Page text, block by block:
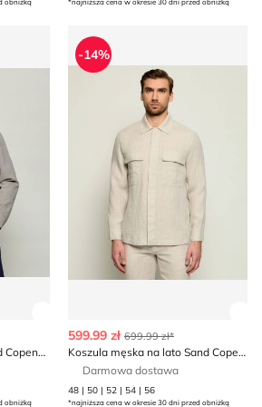
obniżką *najniższa cena w okresie 30 dni przed obniżką
Sand Copenhagen
Kurtka męska casual Sand Copenhagen
obniżką
Koszula męska na lato
-14%
599.99 zł 699.99 zł*
Koszula męska na lato Sand Copenhagen
Darmowa dostawa
48 | 50 | 52 | 54 | 56
*najniższa cena w okresie 30 dni przed obniżką